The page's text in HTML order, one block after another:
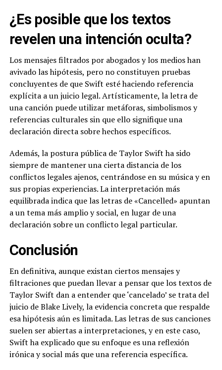
¿Es posible que los textos
revelen una intención oculta?
Los mensajes filtrados por abogados y los medios han
avivado las hipótesis, pero no constituyen pruebas
concluyentes de que Swift esté haciendo referencia
explícita a un juicio legal. Artísticamente, la letra de
una canción puede utilizar metáforas, simbolismos y
referencias culturales sin que ello signifique una
declaración directa sobre hechos específicos.
Además, la postura pública de Taylor Swift ha sido
siempre de mantener una cierta distancia de los
conflictos legales ajenos, centrándose en su música y en
sus propias experiencias. La interpretación más
equilibrada indica que las letras de «Cancelled» apuntan
a un tema más amplio y social, en lugar de una
declaración sobre un conflicto legal particular.
Conclusión
En definitiva, aunque existan ciertos mensajes y
filtraciones que puedan llevar a pensar que los textos de
Taylor Swift dan a entender que ‘cancelado’ se trata del
juicio de Blake Lively, la evidencia concreta que respalde
esa hipótesis aún es limitada. Las letras de sus canciones
suelen ser abiertas a interpretaciones, y en este caso,
Swift ha explicado que su enfoque es una reflexión
irónica y social más que una referencia específica.